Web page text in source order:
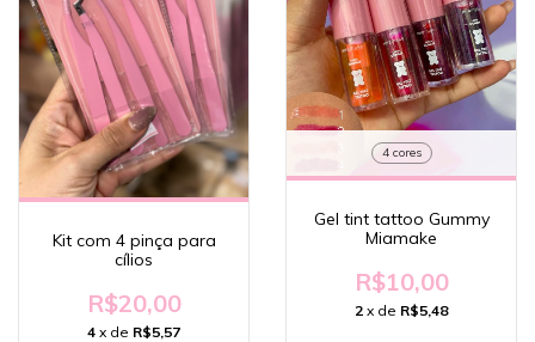
Kit com 4 pinça para
cílios
R$20,00
4 x de R$5,57
4 cores
Gel tint tattoo Gummy
Miamake
R$10,00
2 x de R$5,48